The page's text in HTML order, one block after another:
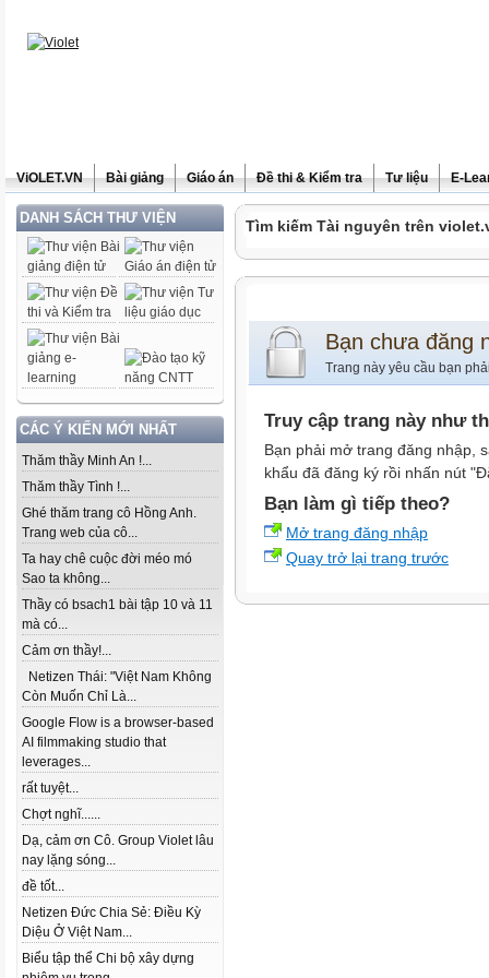
ViOLET.VN Bài giảng Giáo án Đề thi & Kiểm tra Tư liệu E-
DANH SÁCH THƯ VIỆN
CÁC Ý KIẾN MỚI NHẤT
Thăm thầy Minh An !...
Thăm thầy Tình !...
Ghé thăm trang cô Hồng Anh.
Trang web của cô...
Ta hay chê cuộc đời méo mó
Sao ta không...
Thầy có bsach1 bài tập 10 và 11
mà có...
Cảm ơn thầy!...
Netizen Thái: "Việt Nam Không
Còn Muốn Chỉ Là...
Google Flow is a browser-based
AI filmmaking studio that
leverages...
rất tuyệt...
Chợt nghĩ......
Dạ, cảm ơn Cô. Group Violet lâu
nay lặng sóng...
đề tốt...
Netizen Đức Chia Sẻ: Điều Kỳ
Diệu Ở Việt Nam...
Biểu tập thể Chi bộ xây dựng
Tìm kiếm Tài nguyên trên
Bạn chưa đăng
Trang này yêu cầu bạn
Truy cập trang này như
Bạn phải mở trang đăng nhập,
khẩu đã đăng ký rồi nhấn nút
Bạn làm gì tiếp theo?
Mở trang đăng nhập
Quay trở lại trang trước